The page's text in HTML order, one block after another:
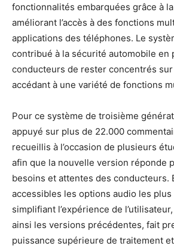
fonctionnalités embarquées grâce à
améliorant l’accès à des fonctions
applications des téléphones. Le
contribué à la sécurité automobile en
conducteurs de rester concentrés
accédant à une variété de fonctions
Pour ce système de troisième
appuyé sur plus de 22.000
recueillis à l’occasion de plusieurs
afin que la nouvelle version réponde
besoins et attentes des conducteurs.
accessibles les options audio les
simplifiant l’expérience de
ainsi les versions précédentes, fait
puissance supérieure de traitement